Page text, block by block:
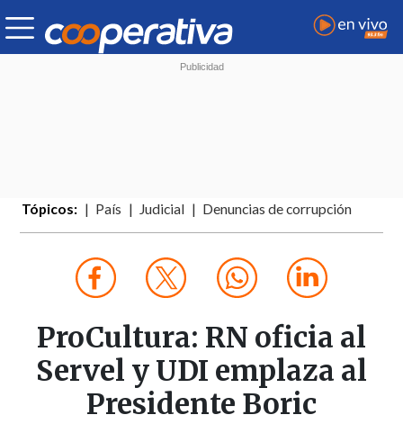
Tópicos: País Judicial Denuncias de corrupción
ProCultura: RN oficia al
Servel y UDI emplaza al
Presidente Boric